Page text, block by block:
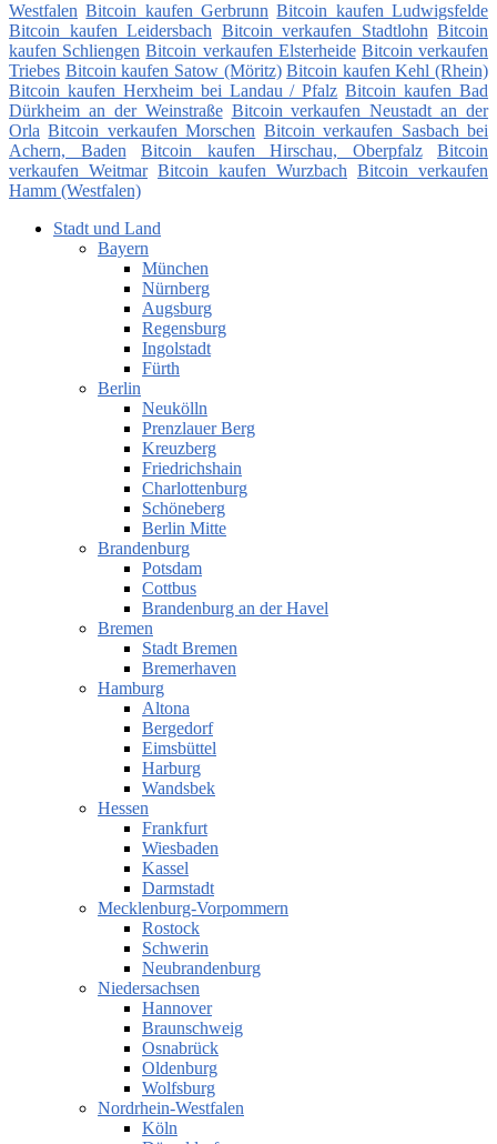
Westfalen Bitcoin kaufen Gerbrunn Bitcoin kaufen Ludwigsfelde
Bitcoin kaufen Leidersbach Bitcoin verkaufen Stadtlohn Bitcoin
kaufen Schliengen Bitcoin verkaufen Elsterheide Bitcoin verkaufen
Triebes Bitcoin kaufen Satow (Möritz) Bitcoin kaufen Kehl (Rhein)
Bitcoin kaufen Herxheim bei Landau / Pfalz Bitcoin kaufen Bad
Dürkheim an der Weinstraße Bitcoin verkaufen Neustadt an der
Orla Bitcoin verkaufen Morschen Bitcoin verkaufen Sasbach bei
Achern, Baden
Bitcoin kaufen Hirschau, Oberpfalz
Bitcoin
verkaufen Weitmar Bitcoin kaufen Wurzbach Bitcoin verkaufen
Hamm (Westfalen)
Stadt und Land
Bayern
München
Nürnberg
Augsburg
Regensburg
Ingolstadt
Fürth
Berlin
Neukölln
Prenzlauer Berg
Kreuzberg
Friedrichshain
Charlottenburg
Schöneberg
Berlin Mitte
Brandenburg
Potsdam
Cottbus
Brandenburg an der Havel
Bremen
Stadt Bremen
Bremerhaven
Hamburg
Altona
Bergedorf
Eimsbüttel
Harburg
Wandsbek
Hessen
Frankfurt
Wiesbaden
Kassel
Darmstadt
Mecklenburg-Vorpommern
Rostock
Schwerin
Neubrandenburg
Niedersachsen
Hannover
Braunschweig
Osnabrück
Oldenburg
Wolfsburg
Nordrhein-Westfalen
Köln